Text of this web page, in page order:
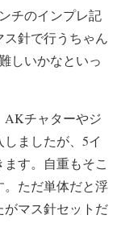
チのインプレ記
針で行うちゃん
しいかなといっ
AKチャターやジ
ましたが、5イ
す。自重もそこ
ただ単体だと浮
がマス針セットだ